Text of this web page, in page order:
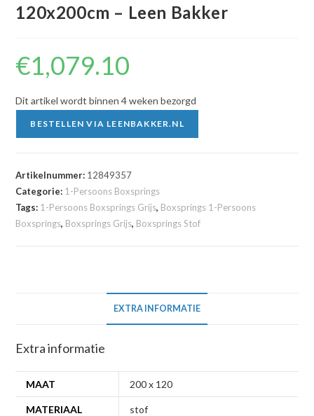
120x200cm – Leen Bakker
€1,079.10
Dit artikel wordt binnen 4 weken bezorgd
BESTELLEN VIA LEENBAKKER.NL
Artikelnummer: 12849357
Categorie: 1-Persoons Boxsprings
Tags: 1-Persoons Boxsprings Grijs, Boxsprings 1-Persoons
Boxsprings, Boxsprings Grijs, Boxsprings Stof
EXTRA INFORMATIE
Extra informatie
MAAT 200 x 120
MATERIAAL stof